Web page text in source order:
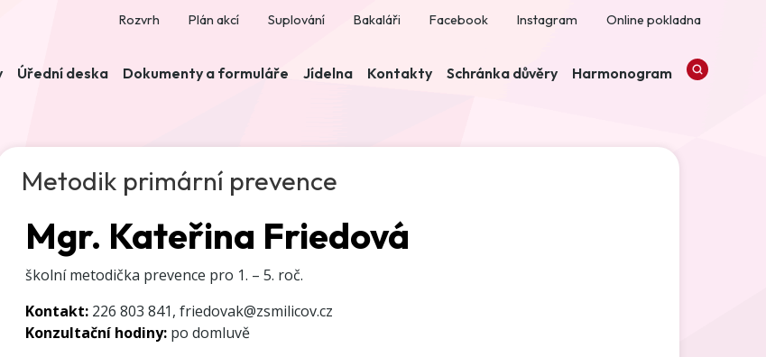
Rozvrh Plán akcí Suplování Bakaláři Facebook Instagram Online pokladna
Úřední deska Dokumenty a formuláře Jídelna Kontakty Schránka důvěry Harmonogram
Metodik primární prevence
Mgr. Kateřina Friedová
školní metodička prevence pro 1. – 5. roč.
Kontakt:226 803 841, friedovak@zsmilicov.cz
Konzultační hodiny:po domluvě